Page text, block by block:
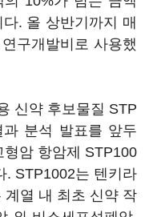
. 올 상반기까지 매
구개발비로 사용했
신약 후보물질 STP
분석 발표를 앞두
암 항암제 STP100
. STP1002는 텐키라
열 내 최초 신약 작